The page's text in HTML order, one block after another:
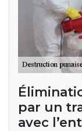
par un
avec